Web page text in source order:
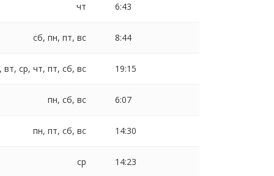
чт 6:43
сб, пн, пт, вс 8:44
вт, ср, чт, пт, сб, вс 19:15
пн, сб, вс 6:07
пн, пт, сб, вс 14:30
ср 14:23